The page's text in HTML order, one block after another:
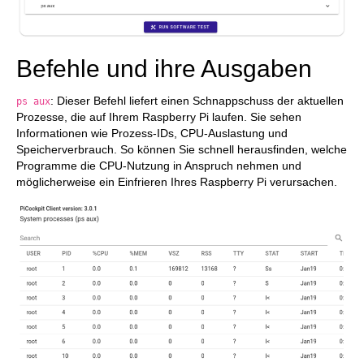
Befehle und ihre Ausgaben
ps aux: Dieser Befehl liefert einen Schnappschuss der aktuellen
Prozesse, die auf Ihrem Raspberry Pi laufen. Sie sehen
Informationen wie Prozess-IDs, CPU-Auslastung und
Speicherverbrauch. So können Sie schnell herausfinden, welche
Programme die CPU-Nutzung in Anspruch nehmen und
möglicherweise ein Einfrieren Ihres Raspberry Pi verursachen.